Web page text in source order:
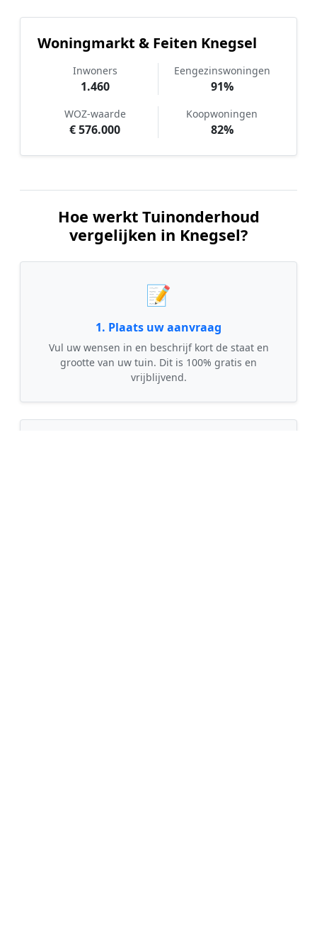
Woningmarkt & Feiten Knegsel
Inwoners
1.460
Eengezinswoningen
91%
WOZ-waarde
€ 576.000
Koopwoningen
82%
Hoe werkt Tuinonderhoud
vergelijken in Knegsel?
📝
1. Plaats uw aanvraag
Vul uw wensen in en beschrijf kort de staat en
grootte van uw tuin. Dit is 100% gratis en
vrijblijvend.